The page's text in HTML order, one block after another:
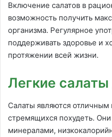
Включение салатов в
возможность получить
организма. Регулярное
поддерживать здоровье и
протяжении всей жизни.
Легкие
Салаты являются
стремящихся похудеть.
минералами,